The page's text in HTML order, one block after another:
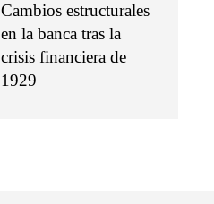
Cambios estructurales
en la banca tras la
crisis financiera de
1929